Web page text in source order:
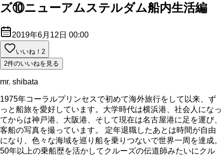
ズ⑩ニューアムステルダム船内生活編
2019年6月12日 00:00
いいね！ 2
2件のいいねを見る
mr. shibata
1975年コーラルプリンセスで初めて海外旅行をして以来、ず
っと船旅を愛好しています。大学時代は横浜港、社会人になっ
てからは神戸港、大阪港、そして現在は名古屋港に足を運び、
客船の写真を撮っています。 定年退職したあとは時間が自由
になり、色々な海域を巡り船を乗りつないで世界一周を達成。
50年以上の乗船歴を活かしてクルーズの伝道師みたいにクル